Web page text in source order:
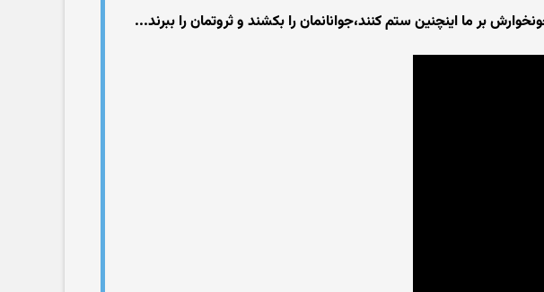
بر ما اینچنین ستم کنند،جوانانمان را بکشند و ثروتمان را ببرند...